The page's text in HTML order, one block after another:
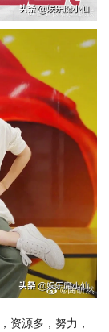
资源多，努力，